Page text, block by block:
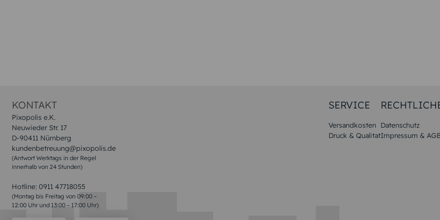
KONTAKT
Pixopolis e.K.
Neuwieder Str. 17
D-90411 Nürnberg
kundenbetreuung@pixopolis.de
(Antwort Werktags in der Regel
innerhalb von 24 Stunden)
Hotline: 0911 47718055
(Montag bis Freitag von 09:00 –
12:00 Uhr und 13:00 – 17:00 Uhr)
SERVICE
Versandkosten
Druck & Qualitat
Datenschutz
Impressum &